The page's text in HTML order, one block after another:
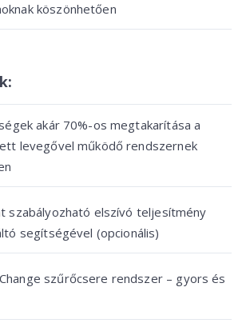
köszönhetően
akár 70%-os megtakarítása a
levegővel működő rendszernek
szabályozható elszívó teljesítmény
segítségével (opcionális)
szűrőcsere rendszer – gyors és